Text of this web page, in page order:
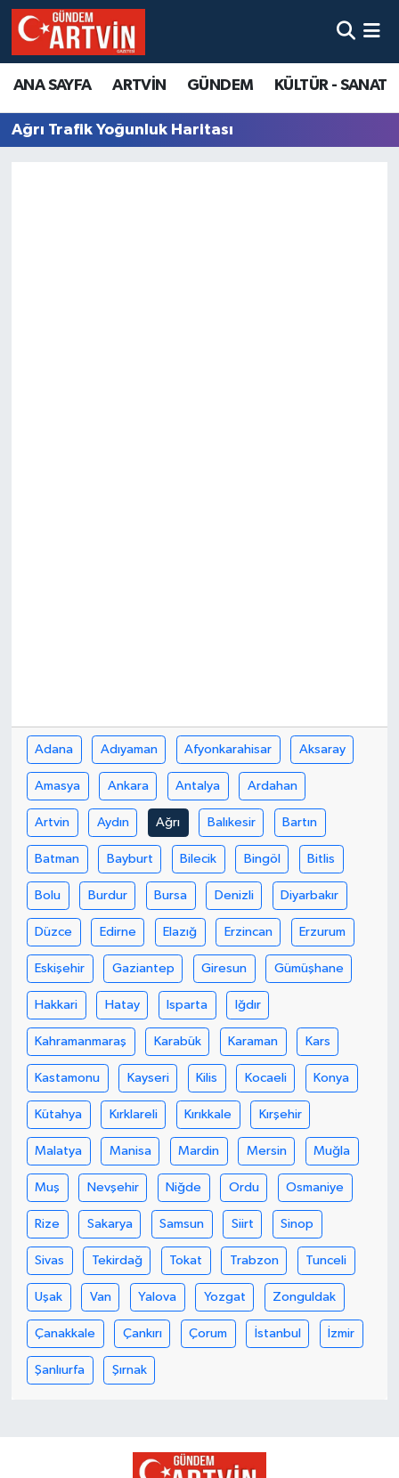
ANA SAYFA ARTVİN GÜNDEM KÜLTÜR - SANAT
Ağrı Trafik Yoğunluk Haritası
Adana Adıyaman Afyonkarahisar Aksaray
Amasya Ankara Antalya Ardahan
Artvin Aydın Ağrı Balıkesir Bartın
Batman Bayburt Bilecik Bingöl Bitlis
Bolu Burdur Bursa Denizli Diyarbakır
Düzce Edirne Elazığ Erzincan Erzurum
Eskişehir Gaziantep Giresun Gümüşhane
Hakkari Hatay Isparta Iğdır
Kahramanmaraş Karabük Karaman Kars
Kastamonu Kayseri Kilis Kocaeli Konya
Kütahya Kırklareli Kırıkkale Kırşehir
Malatya Manisa Mardin Mersin Muğla
Muş Nevşehir Niğde Ordu Osmaniye
Rize Sakarya Samsun Siirt Sinop
Sivas Tekirdağ Tokat Trabzon Tunceli
Uşak Van Yalova Yozgat Zonguldak
Çanakkale Çankırı Çorum İstanbul İzmir
Şanlıurfa Şırnak